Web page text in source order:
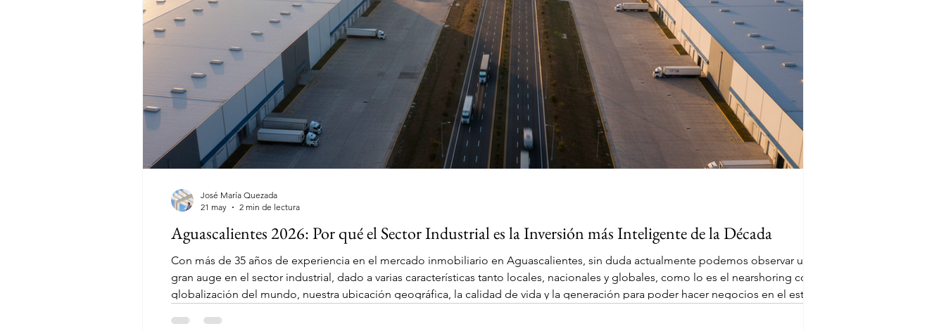
Aguascalientes 2026: Por qué el Sector Industrial es la Inversión más Inteligente de la Década
Con más de 35 años de experiencia en el mercado inmobiliario en Aguascalientes, sin duda actualmente podemos observar un
gran auge en el sector industrial, dado a varias características tanto locales, nacionales y globales, como lo es el nearshoring con la
globalización del mundo, nuestra ubicación geográfica, la calidad de vida y la generación para poder hacer negocios en el estado.
José María Quezada
21 may
2 min de lectura